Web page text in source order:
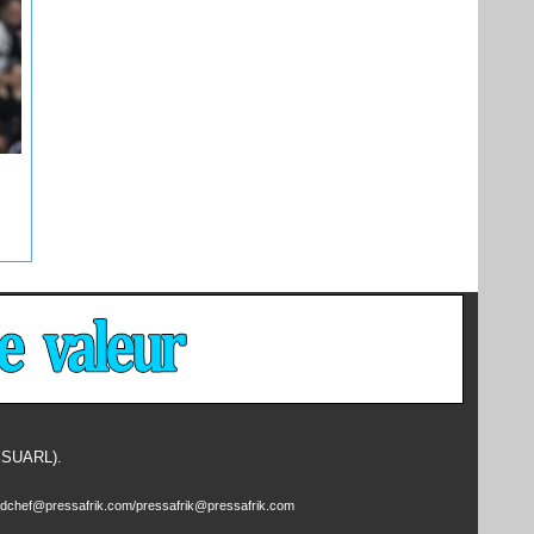
pressafrik@pressafrik.com